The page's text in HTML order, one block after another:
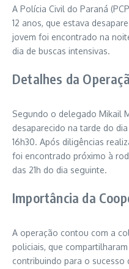
A Polícia Civil do Paraná
12 anos, que estava
jovem foi encontrado na
dia de buscas intensivas.
Detalhes da
Segundo o delegado Mikail
desaparecido na tarde do
16h30. Após diligências
foi encontrado próximo à
das 21h do dia seguinte.
Importância da
A operação contou com a
policiais, que
contribuindo para o sucesso